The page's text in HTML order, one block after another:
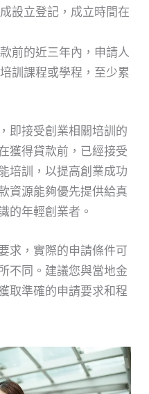
設立登記，成立時間在
前的近三年內，申請人
訓課程或學程，至少累
即接受創業相關培訓的
獲得貸款前，已經接受
培訓，以提高創業成功
資源能夠優先提供給真
的年輕創業者。
求，實際的申請條件可
不同。建議您與當地金
取準確的申請要求和程